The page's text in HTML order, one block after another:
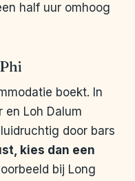
half uur omhoog
boekt. In
en Loh Dalum
door bars
kies dan een
bij Long